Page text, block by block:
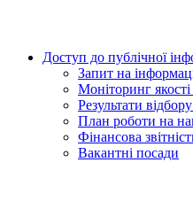
Доступ до публічної
Запит на
Моніторинг якості
Результати
План роботи на
Фінансова
Вакантні посади